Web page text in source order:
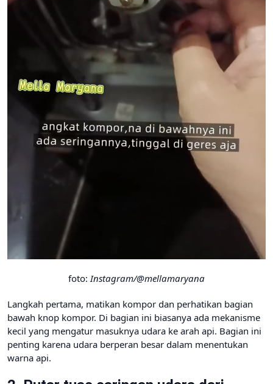
foto:Instagram/@mellamaryana
Langkah pertama, matikan kompor dan perhatikan bagian
bawah knop kompor. Di bagian ini biasanya ada mekanisme
kecil yang mengatur masuknya udara ke arah api. Bagian ini
penting karena udara berperan besar dalam menentukan
warna api.